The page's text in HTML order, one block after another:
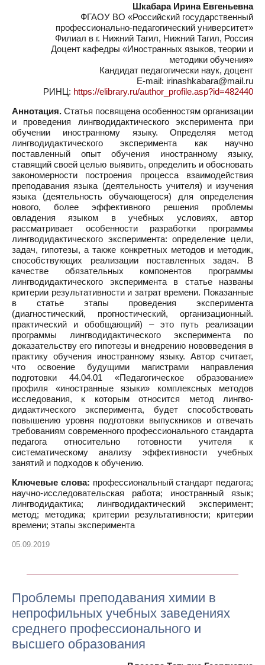
Шкабара Ирина Евгеньевна
ФГАОУ ВО «Российский государственный
профессионально-педагогический университет»
Филиал в г. Нижний Тагил, Нижний Тагил, Россия
Доцент кафедры «Иностранных языков, теории и
методики обучения»
Кандидат педагогически наук, доцент
E-mail: irinashkabara@mail.ru
РИНЦ: https://elibrary.ru/author_profile.asp?id=482440
Аннотация. Статья посвящена особенностям организации
и проведения лингводидактического эксперимента при
обучении иностранному языку. Определяя метод
лингводидактического эксперимента как научно
поставленный опыт обучения иностранному языку,
ставящий своей целью выявить, определить и обосновать
закономерности построения процесса взаимодействия
преподавания языка (деятельность учителя) и изучения
языка (деятельность обучающегося) для определения
нового, более эффективного решения проблемы
овладения языком в учебных условиях, автор
рассматривает особенности разработки программы
лингводидактического эксперимента: определение цели,
задач, гипотезы, а также конкретных методов и методик,
способствующих реализации поставленных задач. В
качестве обязательных компонентов программы
лингводидактического эксперимента в статье названы
критерии результативности и затрат времени. Показанные
в статье этапы проведения эксперимента
(диагностический, прогностический, организационный.
практический и обобщающий) – это путь реализации
программы лингводидактического эксперимента по
доказательству его гипотезы и внедрению нововведения в
практику обучения иностранному языку. Автор считает,
что освоение будущими магистрами направления
подготовки 44.04.01 «Педагогическое образование»
профиля «иностранные языки» комплексных методов
исследования, к которым относится метод лингво-
дидактического эксперимента, будет способствовать
повышению уровня подготовки выпускников и отвечать
требованиям современного профессионального стандарта
педагога относительно готовности учителя к
систематическому анализу эффективности учебных
занятий и подходов к обучению.
Ключевые слова: профессиональный стандарт педагога;
научно-исследовательская работа; иностранный язык;
лингводидактика; лингводидактический эксперимент;
метод; методика; критерии результативности; критерии
времени; этапы эксперимента
05.09.2019
Проблемы преподавания химии в
непрофильных учебных заведениях
среднего профессионального и
высшего образования